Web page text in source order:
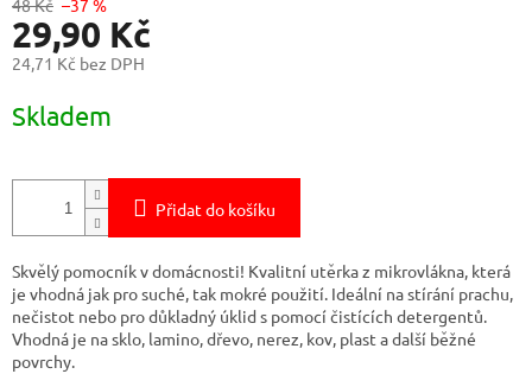
48 Kč –37 %
29,90 Kč
24,71 Kč bez DPH
cena:
Skladem
Přidat do košíku
Skvělý pomocník v domácnosti! Kvalitní utěrka z mikrovlákna, která
je vhodná jak pro suché, tak mokré použití. Ideální na stírání prachu,
nečistot nebo pro důkladný úklid s pomocí čistících detergentů.
Vhodná je na sklo, lamino, dřevo, nerez, kov, plast a další běžné
povrchy.